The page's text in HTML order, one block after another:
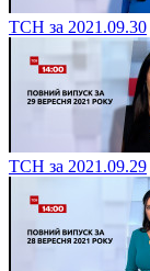
ТСН за 2021.09.30
ТСН за 2021.09.29